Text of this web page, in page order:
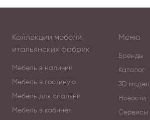
Коллекции Formenti любят за
непреходящую красоту.
Каждый предмет мебели
индивидуально, тщательно
заканчивается вручную, со
вниманием к каждой детали.
Коллекции мебели
итальянских фабрик
Мебель в наличии
Мебель в гостиную
Мебель для спальни
Мебель в кабинет
Меню
Бренды
Каталог
3D
Новости
Сервисы